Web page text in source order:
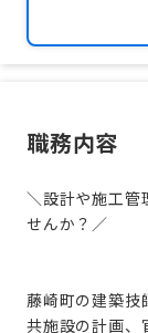
職務内容
＼設計や施工管
せんか？／
藤崎町の建築技
共施設の計画、